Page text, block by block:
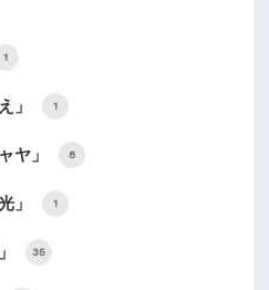
1
」 1
ヤ」 8
」 1
35